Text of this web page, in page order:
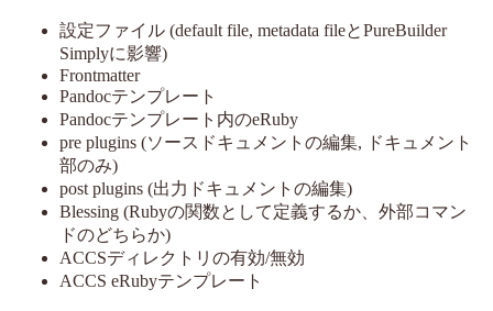
設定ファイル (default file, metadata fileとPureBuilder
Simplyに影響)
Frontmatter
Pandocテンプレート
Pandocテンプレート内のeRuby
pre plugins (ソースドキュメントの編集, ドキュメント
部のみ)
post plugins (出力ドキュメントの編集)
Blessing (Rubyの関数として定義するか、外部コマン
ドのどちらか)
ACCSディレクトリの有効/無効
ACCS eRubyテンプレート